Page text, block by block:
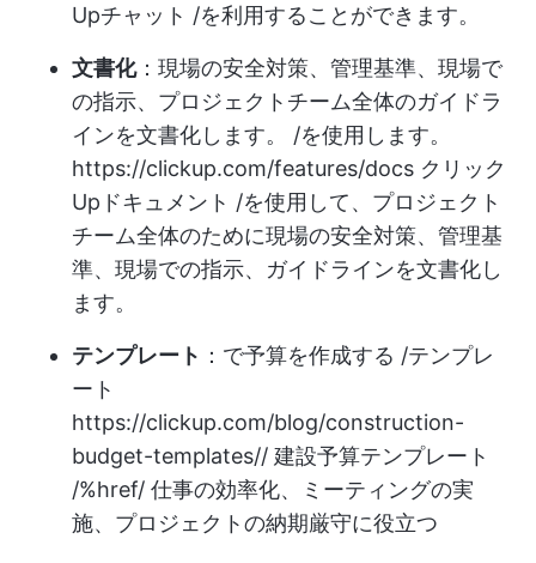
Upチャット /を利用することができます。
文書化：現場の安全対策、管理基準、現場で
の指示、プロジェクトチーム全体のガイドラ
インを文書化します。 /を使用します。
https://clickup.com/features/docs クリック
Upドキュメント /を使用して、プロジェクト
チーム全体のために現場の安全対策、管理基
準、現場での指示、ガイドラインを文書化し
ます。
テンプレート ：で予算を作成する /テンプレ
ート
https://clickup.com/blog/construction-
budget-templates// 建設予算テンプレート
/%href/ 仕事の効率化、ミーティングの実
施、プロジェクトの納期厳守に役立つ